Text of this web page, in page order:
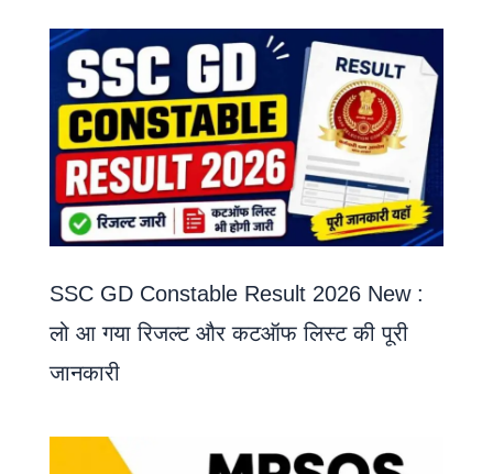
SSC GD Constable Result 2026 New :
लो आ गया रिजल्ट और कटऑफ लिस्ट की पूरी
जानकारी